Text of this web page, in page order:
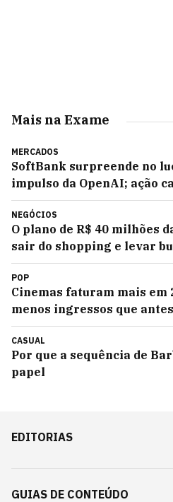
Mais na Exame
MERCADOS
SoftBank surpreende no
impulso da OpenAI; ação
NEGÓCIOS
O plano de R$ 40 milhões
sair do shopping e levar
POP
Cinemas faturam mais em
menos ingressos que
CASUAL
Por que a sequência de
papel
EDITORIAS
GUIAS DE CONTEÚDO